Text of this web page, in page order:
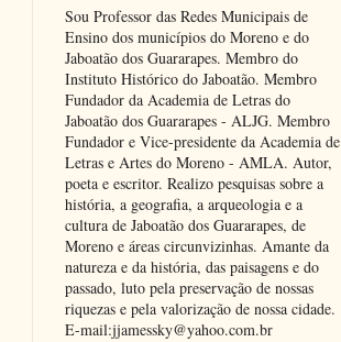
Sou Professor das Redes Municipais de
Ensino dos municípios do Moreno e do
Jaboatão dos Guararapes. Membro do
Instituto Histórico do Jaboatão. Membro
Fundador da Academia de Letras do
Jaboatão dos Guararapes - ALJG. Membro
Fundador e Vice-presidente da Academia de
Letras e Artes do Moreno - AMLA. Autor,
poeta e escritor. Realizo pesquisas sobre a
história, a geografia, a arqueologia e a
cultura de Jaboatão dos Guararapes, de
Moreno e áreas circunvizinhas. Amante da
natureza e da história, das paisagens e do
passado, luto pela preservação de nossas
riquezas e pela valorização de nossa cidade.
E-mail:jjamessky@yahoo.com.br